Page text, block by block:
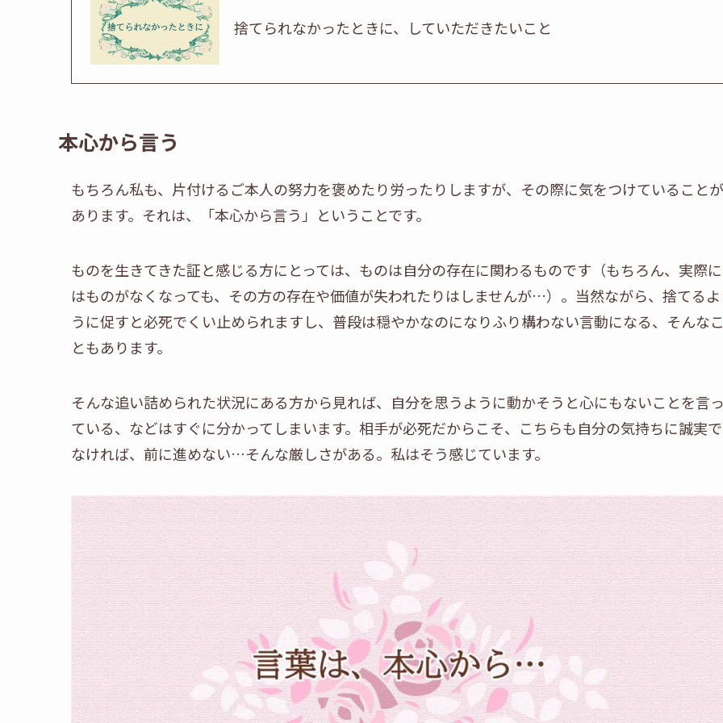
捨てられなかったときに、していただきたいこと
本心から言う
もちろん私も、片付けるご本人の努力を褒めたり労ったりしますが、その際に気をつけていることが
あります。それは、「本心から言う」ということです。
ものを生きてきた証と感じる方にとっては、ものは自分の存在に関わるものです（もちろん、実際に
はものがなくなっても、その方の存在や価値が失われたりはしませんが…）。当然ながら、捨てるよ
うに促すと必死でくい止められますし、普段は穏やかなのになりふり構わない言動になる、そんな
ともあります。
そんな追い詰められた状況にある方から見れば、自分を思うように動かそうと心にもないことを言
ている、などはすぐに分かってしまいます。相手が必死だからこそ、こちらも自分の気持ちに誠実で
なければ、前に進めない…そんな厳しさがある。私はそう感じています。